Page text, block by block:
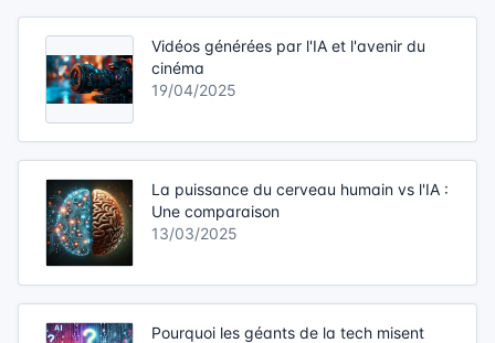
Vidéos générées par l'IA et l'avenir du
cinéma
19/04/2025
La puissance du cerveau humain vs l'IA :
Une comparaison
13/03/2025
Pourquoi les géants de la tech misent